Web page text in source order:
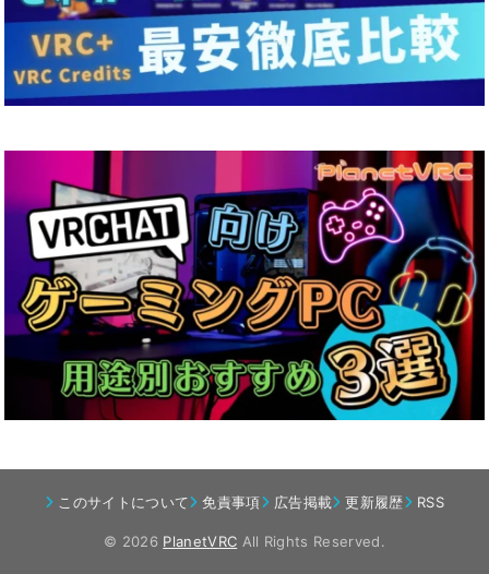
このサイトについて 免責事項 広告掲載 更新履歴 RSS
© 2026 PlanetVRC All Rights Reserved.